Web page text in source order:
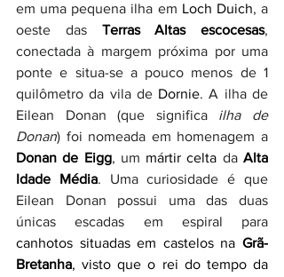
em uma pequena ilha em Loch Duich, a
oeste das Terras Altas escocesas,
conectada à margem próxima por uma
ponte e situa-se a pouco menos de 1
quilômetro da vila de Dornie. A ilha de
Eilean Donan (que significa ilha de
Donan
Donan de Eigg, um mártir celta da Alta
Idade Média. Uma curiosidade é que
Eilean Donan possui uma das duas
canhotos situadas em castelos na Grã-
Bretanha, visto que o rei do tempo da